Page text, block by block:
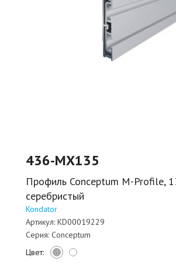
436-MX135
Профиль Conceptum М-Profile,
серебристый
Kondator
Артикул: KD00019229
Серия: Conceptum
Цвет: